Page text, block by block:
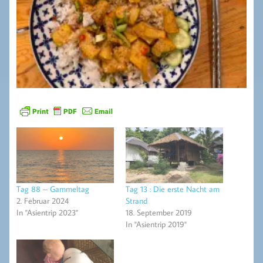
Tag 88 – Gammeltag
2. Februar 2024
In "Asientrip 2023"
Tag 13 : Die erste Nacht am
Strand
18. September 2019
In "Asientrip 2019"